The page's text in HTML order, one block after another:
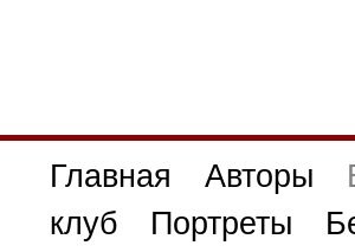
Главная Авторы
клуб
Портреты